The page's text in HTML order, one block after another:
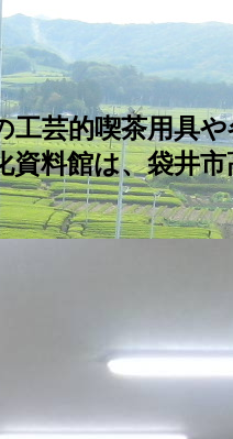
芸的喫茶用具
料館は、袋井